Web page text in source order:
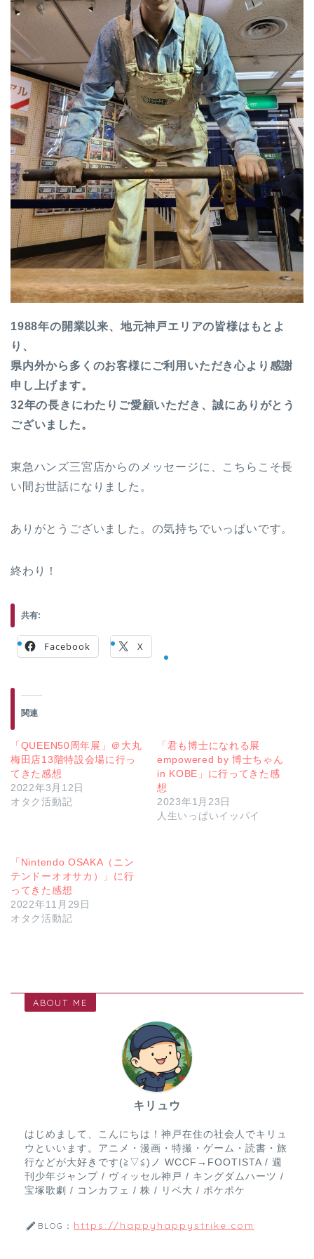
1988年の開業以来、地元神戸エリアの皆様はもとよ
り、
県内外から多くのお客様にご利用いただき心より感謝
申し上げます。
32年の長きにわたりご愛顧いただき、誠にありがとう
ございました。
東急ハンズ三宮店からのメッセージに、こちらこそ長
い間お世話になりました。
ありがとうございました。の気持ちでいっぱいです。
終わり！
共有:
Facebook X
関連
「QUEEN50周年展」＠大丸
梅田店13階特設会場に行っ
てきた感想
2022年3月12日
オタク活動記
「君も博士になれる展
empowered by 博士ちゃん
in KOBE」に行ってきた感
想
2023年1月23日
人生いっぱいイッパイ
「Nintendo OSAKA（ニン
テンドーオオサカ）」に行
ってきた感想
2022年11月29日
オタク活動記
ABOUT ME
キリュウ
はじめまして、こんにちは！神戸在住の社会人でキリュ
ウといいます。アニメ・漫画・特撮・ゲーム・読書・旅
行などが大好きです(≧▽≦)ノ WCCF→FOOTISTA / 週
刊少年ジャンプ / ヴィッセル神戸 / キングダムハーツ /
宝塚歌劇 / コンカフェ / 株 / リベ大 / ポケポケ
BLOG： https://happyhappystrike.com